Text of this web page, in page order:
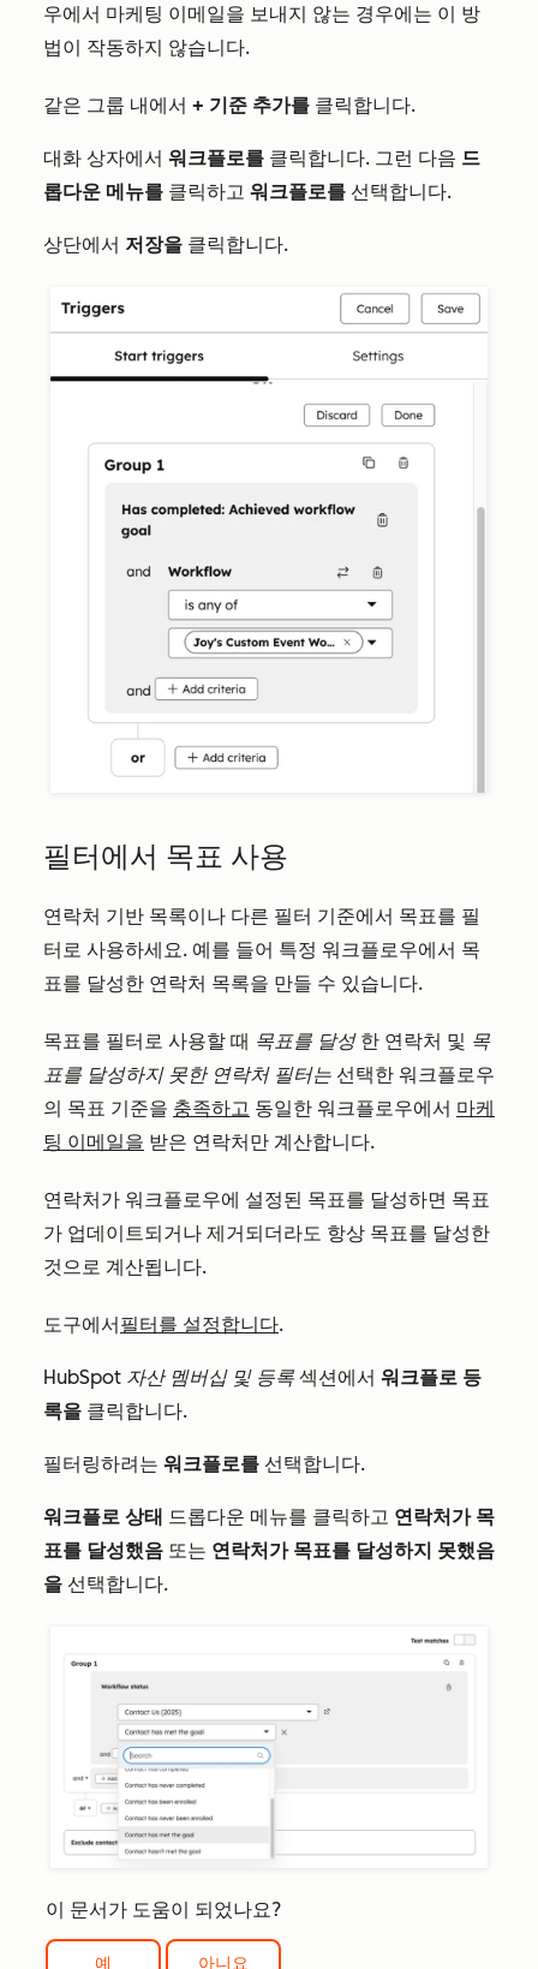
우에서 마케팅 이메일을 보내지 않는 경우에는 이 방
법이 작동하지 않습니다.
같은 그룹 내에서 + 기준 추가를 클릭합니다.
대화 상자에서 워크플로를 클릭합니다. 그런 다음 드
롭다운 메뉴를 클릭하고 워크플로를 선택합니다.
상단에서 저장을 클릭합니다.
필터에서 목표 사용
연락처 기반 목록이나 다른 필터 기준에서 목표를 필
터로 사용하세요. 예를 들어 특정 워크플로우에서 목
표를 달성한 연락처 목록을 만들 수 있습니다.
목표를 필터로 사용할 때 목표를 달성한 연락처 및 목
표를 달성하지 못한 연락처 필터는 선택한 워크플로우
의 목표 기준을 충족하고 동일한 워크플로우에서 마케
팅 이메일을 받은 연락처만 계산합니다.
연락처가 워크플로우에 설정된 목표를 달성하면 목표
가 업데이트되거나 제거되더라도 항상 목표를 달성한
것으로 계산됩니다.
도구에서 필터를 설정합니다.
HubSpot 자산 멤버십 및 등록 섹션에서 워크플로 등
록을 클릭합니다.
필터링하려는 워크플로를 선택합니다.
워크플로 상태 드롭다운 메뉴를 클릭하고 연락처가 목
표를 달성했음 또는 연락처가 목표를 달성하지 못했음
을 선택합니다.
이 문서가 도움이 되었나요?
예 아니요